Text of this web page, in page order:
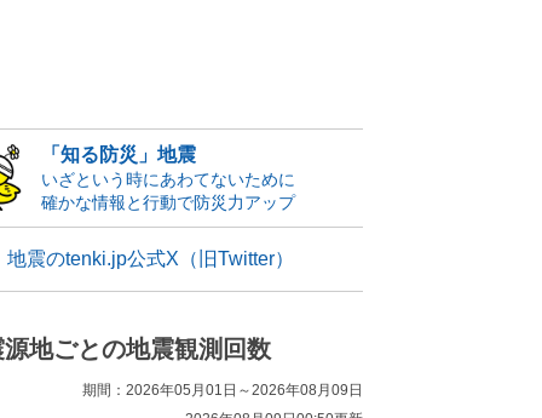
「知る防災」地震
いざという時にあわてないために
確かな情報と行動で防災力アップ
地震のtenki.jp公式X（旧Twitter）
源地ごとの地震観測回数
期間：2026年05月01日～2026年08月09日